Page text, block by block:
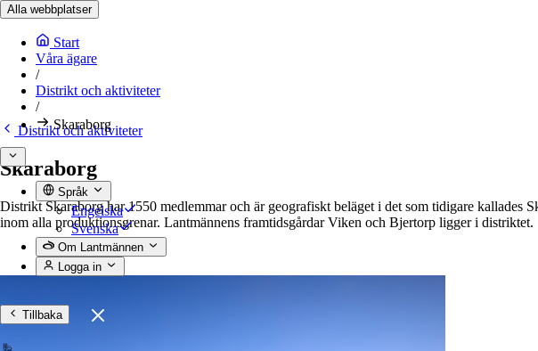
Alla webbplatser
Start
Våra ägare
/
Distrikt och aktiviteter
/
Skaraborg
Språk
Engelska
Svenska
Om Lantmännen
Logga in
Tillbaka
Distrikt och aktiviteter
Skaraborg
Distrikt Skaraborg har 1550 medlemmar och är geografiskt beläget i det som tidigare
inom alla produktionsgrenar. Lantmännens framtidsgårdar Viken och Bjertorp ligger i distriktet.